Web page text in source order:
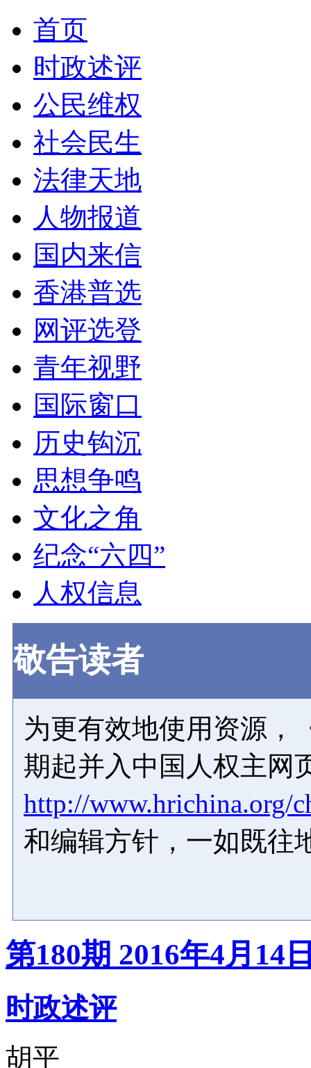
首页
时政述评
公民维权
社会民生
法律天地
人物报道
国内来信
香港普选
网评选登
青年视野
国际窗口
历史钩沉
思想争鸣
文化之角
纪念“六四”
人权信息
敬告读者
为更有效地使用资源，
期起并入中国人权主网
http://www.hrichina.org/
和编辑方针，一如既往
第180期 2016年4月14
时政述评
胡平